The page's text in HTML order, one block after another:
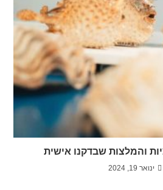
והמלצות שבדקנו אישית
ינואר 19, 2024